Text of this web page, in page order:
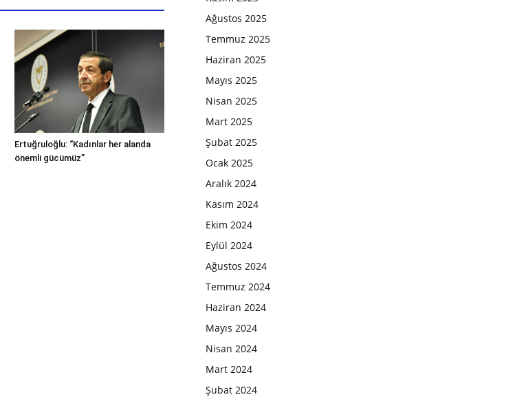
Ertuğruloğlu: “Kadınlar her alanda
önemli gücümüz”
Ağustos 2025
Temmuz 2025
Haziran 2025
Mayıs 2025
Nisan 2025
Mart 2025
Şubat 2025
Ocak 2025
Aralık 2024
Kasım 2024
Ekim 2024
Eylül 2024
Ağustos 2024
Temmuz 2024
Haziran 2024
Mayıs 2024
Nisan 2024
Mart 2024
Şubat 2024